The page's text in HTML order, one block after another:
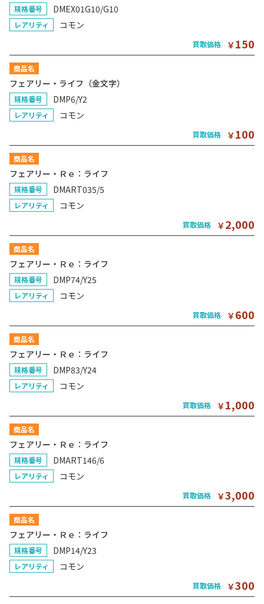
規格番号 DMEX01G10/G10
レアリティ コモン
買取価格 ￥150
商品名
フェアリー・ライフ（金文字）
規格番号 DMP6/Y2
レアリティ コモン
買取価格 ￥100
商品名
フェアリー・Ｒｅ：ライフ
規格番号 DMART035/5
レアリティ コモン
買取価格 ￥2,000
商品名
フェアリー・Ｒｅ：ライフ
規格番号 DMP74/Y25
レアリティ コモン
買取価格 ￥600
商品名
フェアリー・Ｒｅ：ライフ
規格番号 DMP83/Y24
レアリティ コモン
買取価格 ￥1,000
商品名
フェアリー・Ｒｅ：ライフ
規格番号 DMART146/6
レアリティ コモン
買取価格 ￥3,000
商品名
フェアリー・Ｒｅ：ライフ
規格番号 DMP14/Y23
レアリティ コモン
買取価格 ￥300